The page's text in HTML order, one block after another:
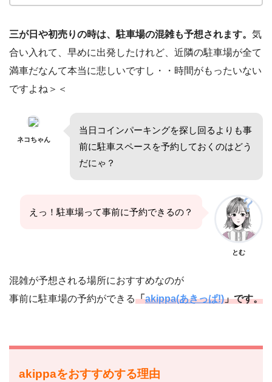
三が日や初売りの時は、駐車場の混雑も予想されます。 気
合い入れて、早めに出発したけれど、近隣の駐車場が全て
満車だなんて本当に悲しいですし・・時間がもったいない
ですよね＞＜
ネコちゃん
当日コインパーキングを探し回るよりも事
前に駐車スペースを予約しておくのはどう
だにゃ？
えっ！駐車場って事前に予約できるの？
とむ
混雑が予想される場所におすすめなのが
事前に駐車場の予約ができる「akippa(あきっぱ!)」です。
akippaをおすすめする理由